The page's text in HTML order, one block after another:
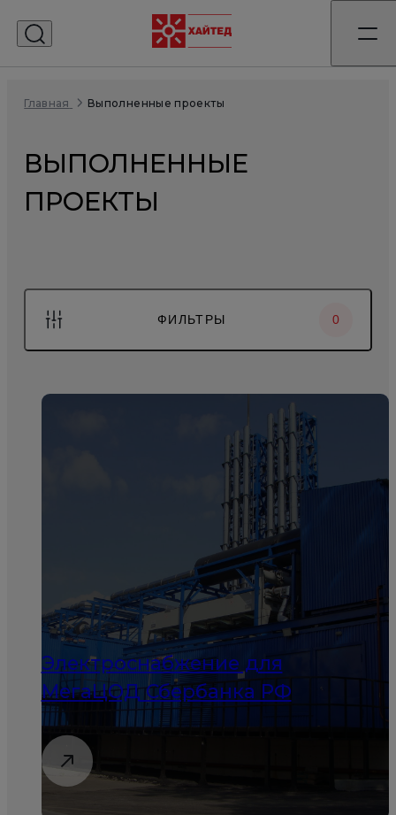
Главная Выполненные проекты
ВЫПОЛНЕННЫЕ
ПРОЕКТЫ
ФИЛЬТРЫ 0
Электроснабжение для
МегаЦОД Сбербанка РФ